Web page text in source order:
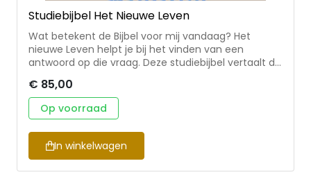
Studiebijbel Het Nieuwe Leven
Wat betekent de Bijbel voor mij vandaag? Het
nieuwe Leven helpt je bij het vinden van een
antwoord op die vraag. Deze studiebijbel vertaalt de
daarvoor duizenden aantekeningen, verwijzingen,
uitgebreide persoons- beschrijvingen, landkaarten
en informatieve artikelen. Het nieuwe Leven bevat
de complete bijbeltekst in de vertaling van Het
Boek, een parafrase die de geloofsinhoud van de
oorspronkelijke tekst nauwkeurig weergeeft. Nu in
een nieuw jasje, passend bij de nieuwe uitgaves van
€ 85,00
Op voorraad
In winkelwagen